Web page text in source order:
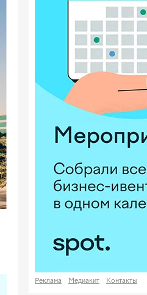
Реклама Медиакит Контакты